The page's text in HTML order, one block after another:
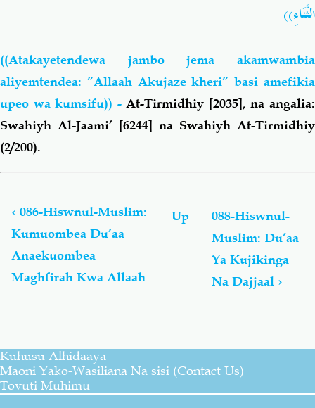
الثَّنَاءِ))
((Atakayetendewa jambo jema akamwambia
aliyemtendea: ”Allaah Akujaze kheri” basi amefikia
upeo wa kumsifu)) -At-Tirmidhiy [2035], na angalia:
Swahiyh Al-Jaami’ [6244] na Swahiyh At-Tirmidhiy
(2/200).
links
for
Hiswnul-
Muslim:
Du’aa
Kwa
Kusikiliza
(Toleo
Lilohaririwa)
‹ 086-Hiswnul-Muslim:
Kumuombea Du’aa
Anaekuombea
Maghfirah Kwa Allaah
Up
088-Hiswnul-
Muslim: Du’aa
Ya Kujikinga
Na Dajjaal ›
Kuhusu Alhidaaya
Maoni Yako-Wasiliana Na sisi (Contact Us)
Tovuti Muhimu